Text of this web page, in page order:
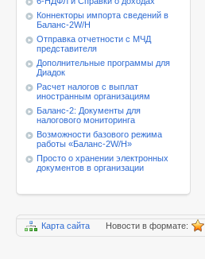
Коннекторы импорта сведений в
Баланс-2W/Н
Отправка отчетности с МЧД
представителя
Дополнительные программы для
Диадок
Расчет налогов с выплат
иностранным организациям
Баланс-2: Документы для
налогового мониторинга
Возможности базового режима
работы «Баланс-2W/Н»
Просто о хранении электронных
документов в организации
Карта сайта Новости в формате: